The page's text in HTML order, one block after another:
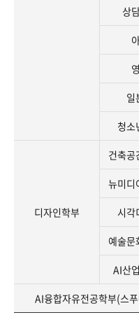
상
일
청소
디자인학부
건축공
뉴미디
시각
예술문
AI산
AI융합자유전공학부(스